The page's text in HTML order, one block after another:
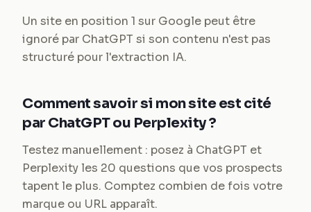
Un site en position 1 sur Google peut être
ignoré par ChatGPT si son contenu n'est pas
structuré pour l'extraction IA.
Comment savoir si mon site est cité
par ChatGPT ou Perplexity ?
Testez manuellement : posez à ChatGPT et
Perplexity les 20 questions que vos prospects
tapent le plus. Comptez combien de fois votre
marque ou URL apparaît.